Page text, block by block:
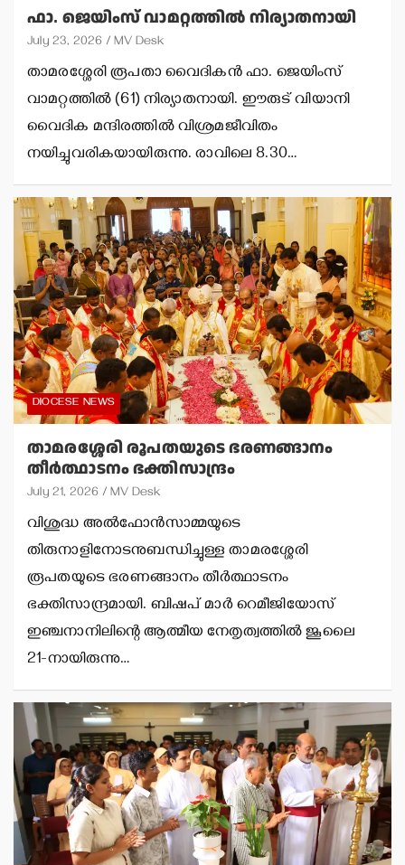
ഫാ. ജെയിംസ് വാമറ്റത്തില്‍ നിര്യാതനായി
July 23, 2026 MV Desk
താമരശ്ശേരി രൂപതാ വൈദികന്‍ ഫാ. ജെയിംസ്
വാമറ്റത്തില്‍ (61) നിര്യാതനായി. ഈരുട് വിയാനി
വൈദിക മന്ദിരത്തില്‍ വിശ്രമജീവിതം
നയിച്ചുവരികയായിരുന്നു. രാവിലെ 8.30…
DIOCESE NEWS
താമരശ്ശേരി രൂപതയുടെ ഭരണങ്ങാനം
തീര്‍ത്ഥാടനം ഭക്തിസാന്ദ്രം
July 21, 2026 MV Desk
വിശുദ്ധ അല്‍ഫോന്‍സാമ്മയുടെ
തിരുനാളിനോടനുബന്ധിച്ചുള്ള താമരശ്ശേരി
രൂപതയുടെ ഭരണങ്ങാനം തീര്‍ത്ഥാടനം
ഭക്തിസാന്ദ്രമായി. ബിഷപ് മാര്‍ റെമീജിയോസ്
ഇഞ്ചനാനിലിന്റെ ആത്മീയ നേതൃത്വത്തില്‍ ജൂലൈ
21-നായിരുന്നു…